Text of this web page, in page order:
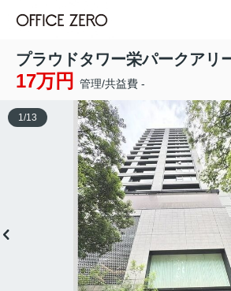
プラウドタワー栄パークアリ
17万円 管理/共益費 -
1/13